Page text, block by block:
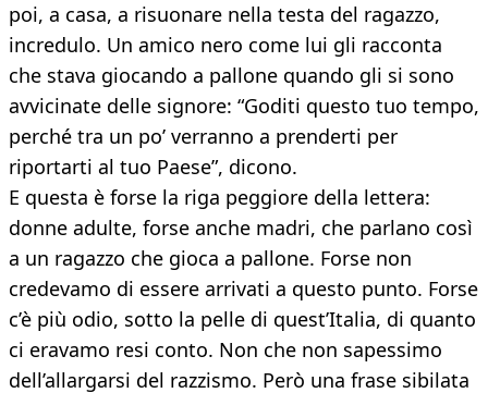
poi, a casa, a risuonare nella testa del ragazzo,
incredulo. Un amico nero come lui gli racconta
che stava giocando a pallone quando gli si sono
avvicinate delle signore: “Goditi questo tuo tempo,
perché tra un po’ verranno a prenderti per
riportarti al tuo Paese”, dicono.
E questa è forse la riga peggiore della lettera:
donne adulte, forse anche madri, che parlano così
a un ragazzo che gioca a pallone. Forse non
credevamo di essere arrivati a questo punto. Forse
c’è più odio, sotto la pelle di quest’Italia, di quanto
ci eravamo resi conto. Non che non sapessimo
dell’allargarsi del razzismo. Però una frase sibilata